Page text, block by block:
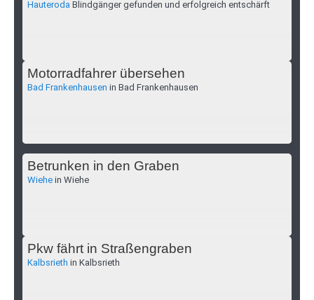
Hauteroda Blindgänger gefunden und erfolgreich entschärft
Motorradfahrer übersehen
Bad Frankenhausen in Bad Frankenhausen
Betrunken in den Graben
Wiehe in Wiehe
Pkw fährt in Straßengraben
Kalbsrieth in Kalbsrieth